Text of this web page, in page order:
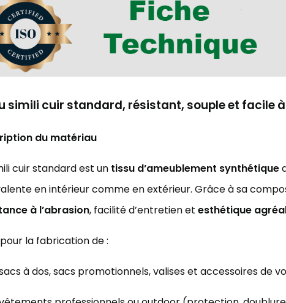
simili cuir standard, résistant, souple et facile
du matériau
cuir standard est un tissu d’ameublement synthétique
en intérieur comme en extérieur. Grâce à sa
à l’abrasion, facilité d’entretien et esthétique
la fabrication de :
à dos, sacs promotionnels, valises et accessoires de